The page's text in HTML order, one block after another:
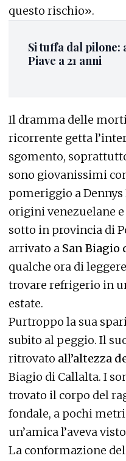
questo rischio».
Si tuffa dal pilone:
Piave a 21 anni
Il dramma delle
ricorrente getta
sgomento,
sono giovanissimi
pomeriggio a Dennys
origini venezuelane
sotto in provincia di
arrivato a San Biagio
qualche ora di
trovare refrigerio in
estate.
Purtroppo la sua
subito al peggio. Il
ritrovato all’altezza
Biagio di Callalta. I
trovato il corpo del
fondale, a pochi
un’amica l’aveva
La conformazione